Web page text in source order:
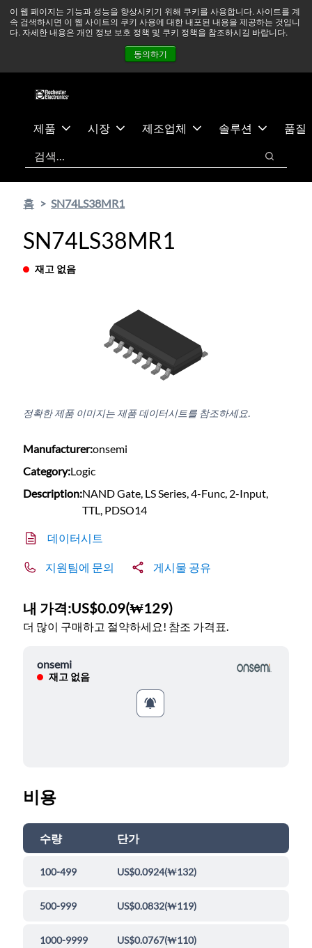
이 웹 페이지는 기능과 성능을 향상시키기 위해 쿠키를 사용합니다. 사이트를 계
속 검색하시면 이 웹 사이트의 쿠키 사용에 대한 내포된 내용을 제공하는 것입니
다. 자세한 내용은 개인 정보 보호 정책 및 쿠키 정책을 참조하시길 바랍니다.
동의하기
츠
건
중동 지역 상황을 지속적으로 주시하고 있으며, 모든 서비스는
정상적으로 운영되고 있습니다. 더 읽어보기 →
뉴스
문의하기
제품 시장 제조업체 솔루션
품질
검색
검색
홈 SN74LS38MR1
SN74LS38MR1
재고 없음
정확한 제품 이미지는 제품 데이터시트를 참조하세요.
Manufacturer:onsemi
Category:Logic
Description:NAND Gate, LS Series, 4-Func, 2-Input,
TTL, PDSO14
데이터시트
지원팀에 문의 게시물 공유
내 가격:US$0.09(₩129)
더 많이 구매하고 절약하세요! 참조 가격표.
onsemi
재고 없음
비용
수량 단가
100-499 US$0.0924(₩132)
500-999 US$0.0832(₩119)
1000-9999 US$0.0767(₩110)